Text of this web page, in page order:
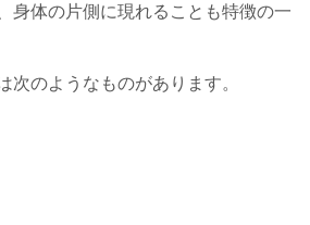
身体の片側に現れることも特徴の一
次のようなものがあります。